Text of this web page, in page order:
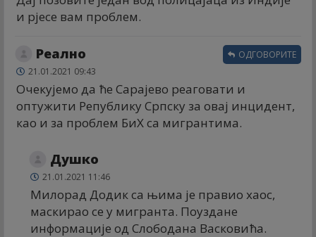
и рјесе вам проблем.
Реално
21.01.2021 09:43
Очекујемо да ће Сарајево реаговати и
оптужити Републику Српску за овај инцидент,
као и за проблем БиХ са мигрантима.
ОДГОВОРИТЕ
Душко
21.01.2021 11:46
Милорад Додик са њима је правио хаос,
маскирао се у мигранта. Поуздане
информације од Слободана Васковића.